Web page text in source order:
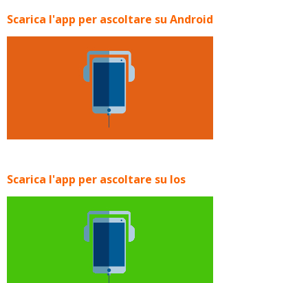
Scarica l'app per ascoltare su Android
Scarica l'app per ascoltare su Ios